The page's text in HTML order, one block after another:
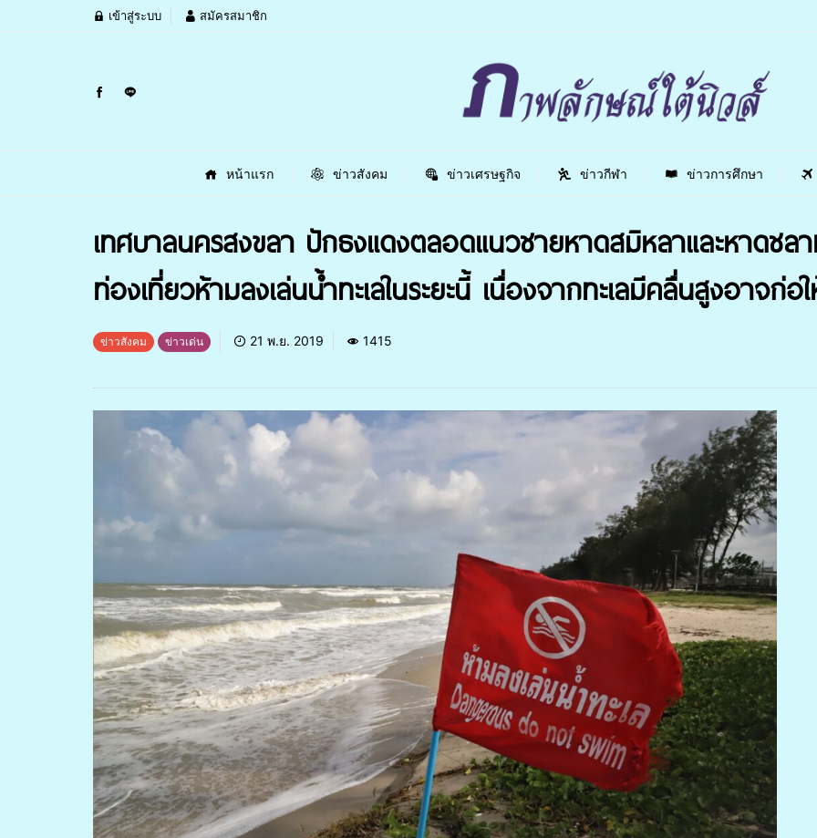
เข้าสู่ระบบ สมัครสมาชิก
หน้าแรก ข่าวสังคม ข่าวเศรษฐกิจ ข่าวกีฬา ข่าวการศึกษา
เทศบาลนครสงขลา ปักธงแดงตลอดแนวชายหาดสมิหลาและหาดชล
ท่องเที่ยวห้ามลงเล่นน้ำทะเลในระยะนี้ เนื่องจากทะเลมีคลื่นสูงอาจก่อ
ข่าวสังคม ข่าวเด่น 21 พ.ย. 2019 1415